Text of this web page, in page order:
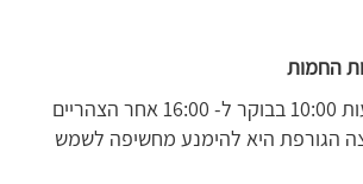
החמות
קרינת השמש בין השעות 10:00 בבוקר ל- 16:00 אחר הצהריים
הגורפת היא להימנע מחשיפה לשמש